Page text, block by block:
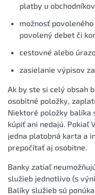
platby u
možnosť
povolený debet či
cestovné alebo
zasielanie výpisov
Ak by ste si celý obsah
osobitné položky,
Niektoré položky balíka
kúpiť ani nedajú. Pokiaľ
jedna platobná karta a
prepočítať aj osobitne.
Banky zatiaľ
služieb jednotlivo (s
Balíky služieb sú